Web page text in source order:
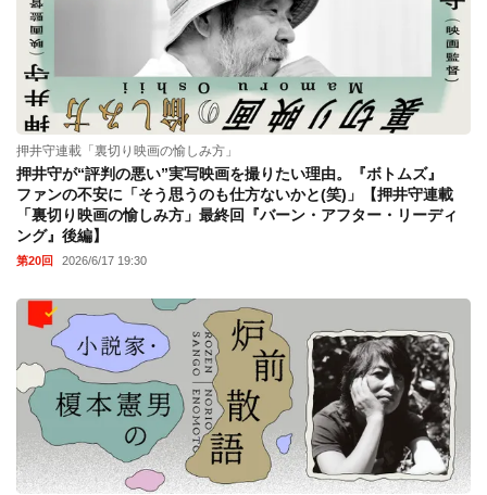
押井守連載「裏切り映画の愉しみ方」
押井守が“評判の悪い”実写映画を撮りたい理由。『ボトムズ』
ファンの不安に「そう思うのも仕方ないかと(笑)」【押井守連載
「裏切り映画の愉しみ方」最終回『バーン・アフター・リーディ
ング』後編】
第20回 2026/6/17 19:30